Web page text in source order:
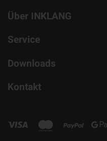
Über INKLANG
Service
Downloads
Kontakt